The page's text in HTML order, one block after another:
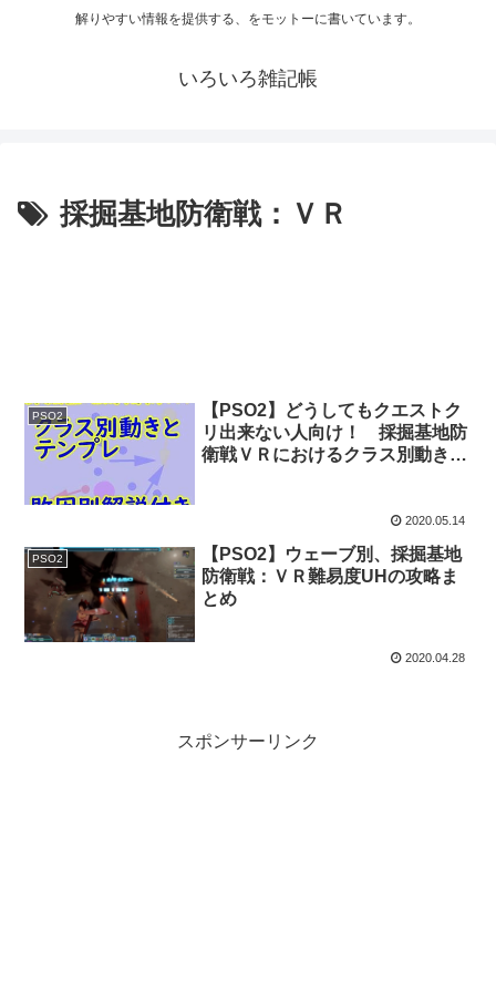
解りやすい情報を提供する、をモットーに書いています。
いろいろ雑記帳
採掘基地防衛戦：ＶＲ
PSO2
【PSO2】どうしてもクエストク
リ出来ない人向け！ 採掘基地防
衛戦ＶＲにおけるクラス別動きか
2020.05.14
PSO2
【PSO2】ウェーブ別、採掘基地
防衛戦：ＶＲ難易度UHの攻略ま
とめ
2020.04.28
スポンサーリンク